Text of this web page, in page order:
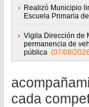
Realizó Municipio
Escuela Primaria
Vigila Dirección de
permanencia de
pública (07/08/
cada